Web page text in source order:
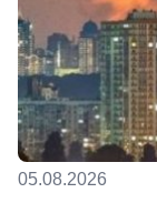
05.08.2026